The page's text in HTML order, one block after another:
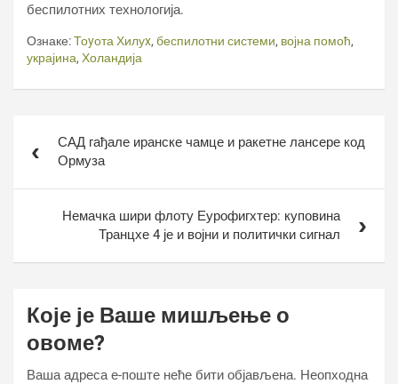
беспилотних технологија.
Ознаке:Тоyота Хилуx, беспилотни системи, војна помоћ,
украјина, Холандија
чланкаСАД гађале иранске чамце и ракетне лансере код
Ормуза
Немачка шири флоту Еурофигхтер: куповина
Транцхе 4 је и војни и политички сигнал
Које је Ваше мишљење о
овоме?
Ваша адреса е-поште неће бити објављена. Неопходна